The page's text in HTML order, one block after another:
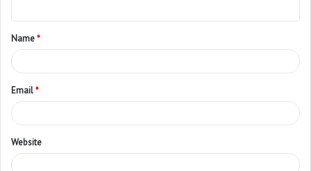
Name*
Email*
Website